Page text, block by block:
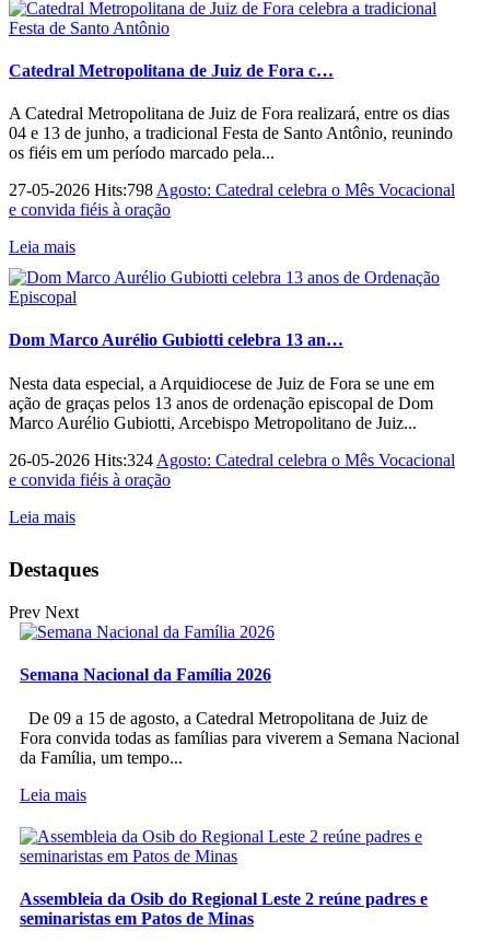
Catedral Metropolitana de Juiz de Fora c…
A Catedral Metropolitana de Juiz de Fora realizará, entre os dias
04 e 13 de junho, a tradicional Festa de Santo Antônio, reunindo
os fiéis em um período marcado pela...
27-05-2026 Hits:798 Agosto: Catedral celebra o Mês Vocacional
e convida fiéis à oração
Leia mais
Dom Marco Aurélio Gubiotti celebra 13 an…
Nesta data especial, a Arquidiocese de Juiz de Fora se une em
ação de graças pelos 13 anos de ordenação episcopal de Dom
Marco Aurélio Gubiotti, Arcebispo Metropolitano de Juiz...
26-05-2026 Hits:324 Agosto: Catedral celebra o Mês Vocacional
e convida fiéis à oração
Leia mais
Destaques
Prev Next
Semana Nacional da Família 2026
De 09 a 15 de agosto, a Catedral Metropolitana de Juiz de
Fora convida todas as famílias para viverem a Semana Nacional
da Família, um tempo...
Leia mais
Assembleia da Osib do Regional Leste 2 reúne padres e
seminaristas em Patos de Minas